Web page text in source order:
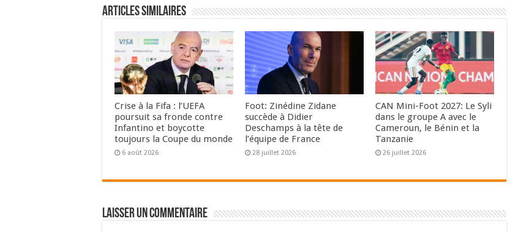
Articles Similaires
Crise à la Fifa : l’UEFA
poursuit sa fronde contre
Infantino et boycotte
toujours la Coupe du monde
6 août 2026
Foot: Zinédine Zidane
succède à Didier
Deschamps à la tête de
l’équipe de France
28 juillet 2026
CAN Mini-Foot 2027: Le Syli
dans le groupe A avec le
Cameroun, le Bénin et la
Tanzanie
26 juillet 2026
Laisser un commentaire